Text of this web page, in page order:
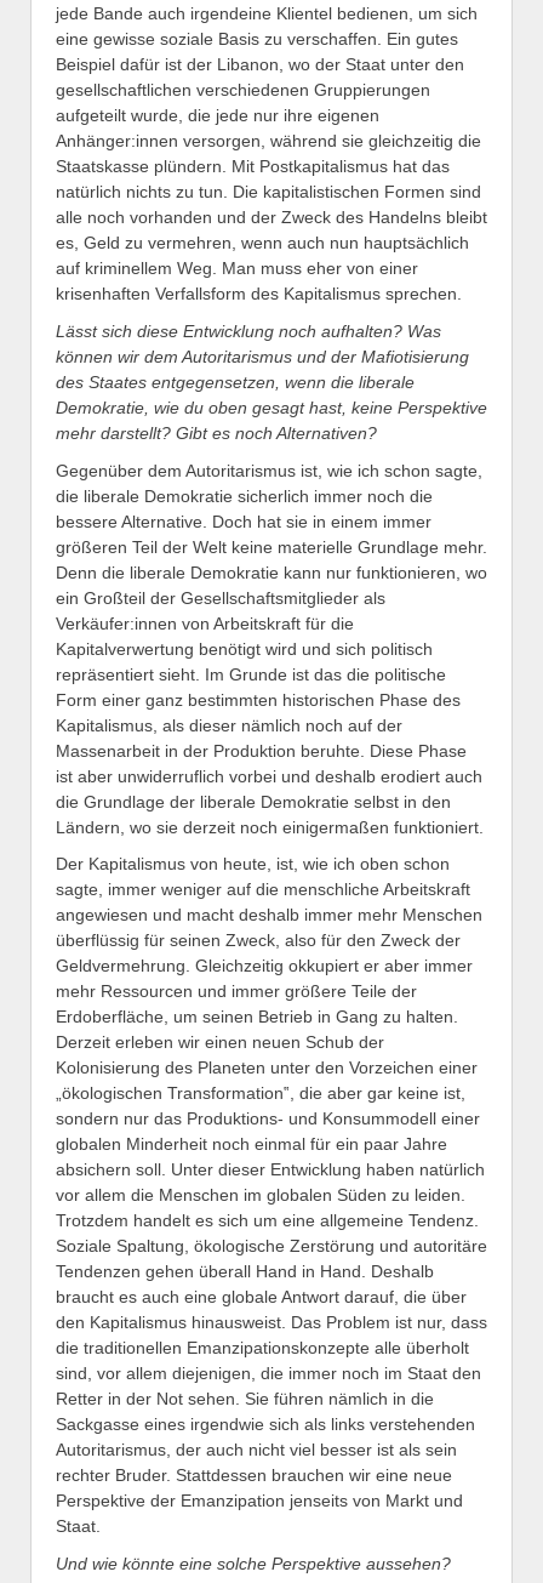
jede Bande auch irgendeine Klientel bedienen, um sich
eine gewisse soziale Basis zu verschaffen. Ein gutes
Beispiel dafür ist der Libanon, wo der Staat unter den
gesellschaftlichen verschiedenen Gruppierungen
aufgeteilt wurde, die jede nur ihre eigenen
Anhänger:innen versorgen, während sie gleichzeitig die
Staatskasse plündern. Mit Postkapitalismus hat das
natürlich nichts zu tun. Die kapitalistischen Formen sind
alle noch vorhanden und der Zweck des Handelns bleibt
es, Geld zu vermehren, wenn auch nun hauptsächlich
auf kriminellem Weg. Man muss eher von einer
krisenhaften Verfallsform des Kapitalismus sprechen.
L ässt sich diese Entwicklung noch aufhalten? Was
können wir dem Autoritarismus und der Mafiotisierung
des Staates entgegensetzen, wenn die liberale
Demokratie, wie du oben gesagt hast, keine Perspektive
mehr darstellt? Gibt es noch Alternativen?
Gegenüber dem Autoritarismus ist, wie ich schon sagte,
die liberale Demokratie sicherlich immer noch die
bessere Alternative. Doch hat sie in einem immer
größeren Teil der Welt keine materielle Grundlage mehr.
Denn die liberale Demokratie kann nur funktionieren, wo
ein Großteil der Gesellschaftsmitglieder als
Verkäufer:innen von Arbeitskraft für die
Kapitalverwertung benötigt wird und sich politisch
repräsentiert sieht. Im Grunde ist das die politische
Form einer ganz bestimmten historischen Phase des
Kapitalismus, als dieser nämlich noch auf der
Massenarbeit in der Produktion beruhte. Diese Phase
ist aber unwiderruflich vorbei und deshalb erodiert auch
die Grundlage der liberale Demokratie selbst in den
Ländern, wo sie derzeit noch einigermaßen funktioniert.
Der Kapitalismus von heute, ist, wie ich oben schon
sagte, immer weniger auf die menschliche Arbeitskraft
angewiesen und macht deshalb immer mehr Menschen
überflüssig für seinen Zweck, also für den Zweck der
Geldvermehrung. Gleichzeitig okkupiert er aber immer
mehr Ressourcen und immer größere Teile der
Erdoberfläche, um seinen Betrieb in Gang zu halten.
Derzeit erleben wir einen neuen Schub der
Kolonisierung des Planeten unter den Vorzeichen einer
„ökologischen Transformation‟, die aber gar keine ist,
sondern nur das Produktions- und Konsummodell einer
globalen Minderheit noch einmal für ein paar Jahre
absichern soll. Unter dieser Entwicklung haben natürlich
vor allem die Menschen im globalen Süden zu leiden.
Trotzdem handelt es sich um eine allgemeine Tendenz.
Soziale Spaltung, ökologische Zerstörung und autoritäre
Tendenzen gehen überall Hand in Hand. Deshalb
braucht es auch eine globale Antwort darauf, die über
den Kapitalismus hinausweist. Das Problem ist nur, dass
die traditionellen Emanzipationskonzepte alle überholt
sind, vor allem diejenigen, die immer noch im Staat den
Retter in der Not sehen. Sie führen nämlich in die
Sackgasse eines irgendwie sich als links verstehenden
Autoritarismus, der auch nicht viel besser ist als sein
rechter Bruder. Stattdessen brauchen wir eine neue
Perspektive der Emanzipation jenseits von Markt und
Staat.
Und wie könnte eine solche Perspektive aussehen?